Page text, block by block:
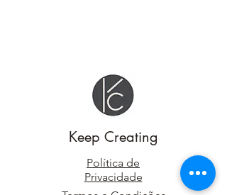
Keep Creating
Política de
Privacidade